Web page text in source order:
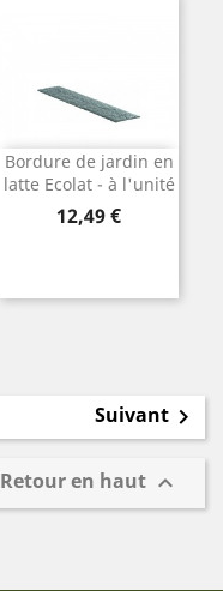
Bordure de jardin en
latte Ecolat - à l'unité
Prix
12,49 €
Suivant 
Retour en haut 